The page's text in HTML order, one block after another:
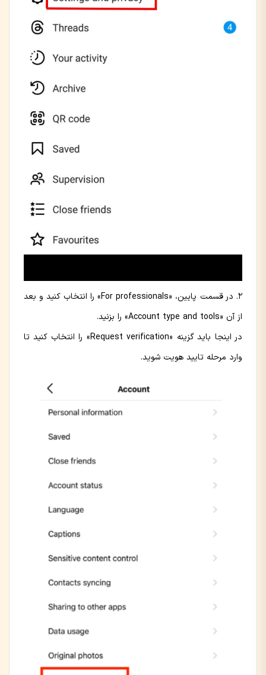
در قسمت پایین، «For professionals» را انتخاب کنید و بعد
از آن «Account type and tools» را بزنید.
در اینجا باید گزینه «Request verification»‌ را انتخاب کنید تا
وارد مرحله تایید هویت شوید.